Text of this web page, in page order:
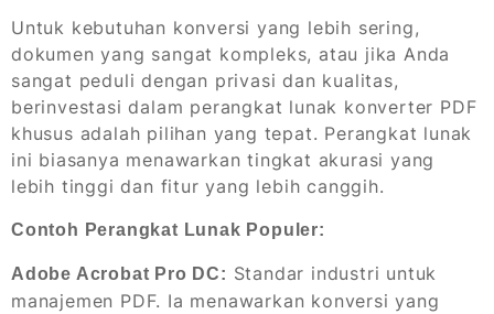
Untuk kebutuhan konversi yang lebih sering,
dokumen yang sangat kompleks, atau jika Anda
sangat peduli dengan privasi dan kualitas,
berinvestasi dalam perangkat lunak konverter PDF
khusus adalah pilihan yang tepat. Perangkat lunak
ini biasanya menawarkan tingkat akurasi yang
lebih tinggi dan fitur yang lebih canggih.
Contoh Perangkat Lunak Populer:
Adobe Acrobat Pro DC: Standar industri untuk
manajemen PDF. Ia menawarkan konversi yang